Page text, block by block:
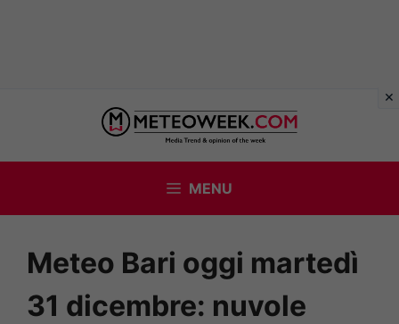
contenuto
MENU
Meteo Bari oggi martedì
31 dicembre: nuvole